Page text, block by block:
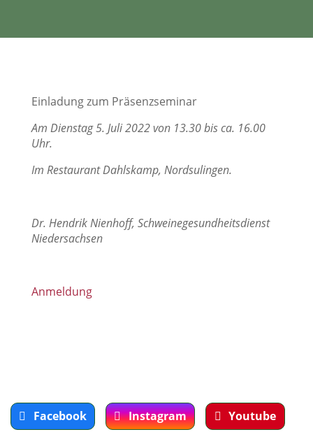
Einladung zum Präsenzseminar
Am Dienstag 5. Juli 2022 von 13.30 bis ca. 16.00
Uhr.
Im Restaurant Dahlskamp, Nordsulingen.
Dr. Hendrik Nienhoff, Schweinegesundheitsdienst
Niedersachsen
Anmeldung
Facebook Instagram Youtube